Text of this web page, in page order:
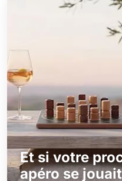
Et si votre
apéro se